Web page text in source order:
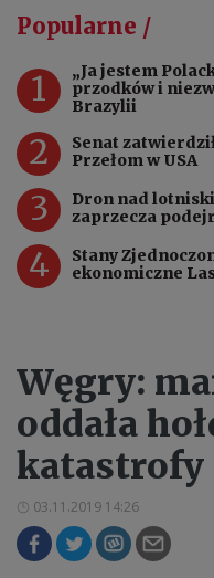
Popularne /
1
„Ja jestem
przodków i
Brazylii
2
Senat
Przełom w USA
3
Dron nad
zaprzecza
4
Stany
ekonomiczne
Węgry:
oddała
katastrofy
03.11.2019 14:26